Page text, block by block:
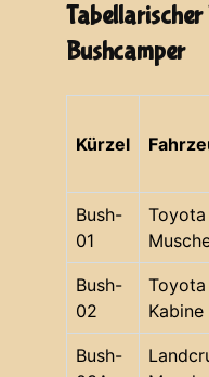
Bushcamper
Kürzel
Bush-
01
Bush-
02
Kabine
Bush-